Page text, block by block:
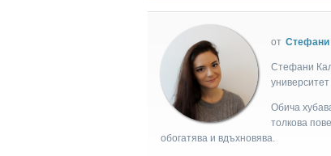
от Стефани
Стефани
Обича
толкова
обогатява и вдъхновява.